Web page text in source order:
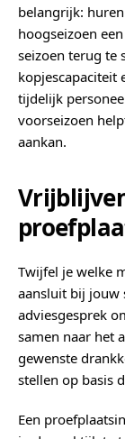
belangrijk:
hoogseizoen
seizoen terug te
kopjescapaciteit
tijdelijk
voorseizoen
aankan.
Twijfel je welke
aansluit bij jouw
adviesgesprek
samen naar het
gewenste
stellen op basis
Een